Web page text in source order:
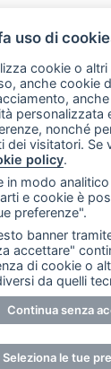
Cookie policy
sui cookie
SCRIVICI
PER LA TUA
S.r.l.
e
e
uso di
cookie o
anche cookie
personalizzata
nonché
dei visitatori. Se
policy.
in modo
e cookie è
preferenze".
banner
accettare"
di cookie o
da quelli
Continua senza
Seleziona le tue